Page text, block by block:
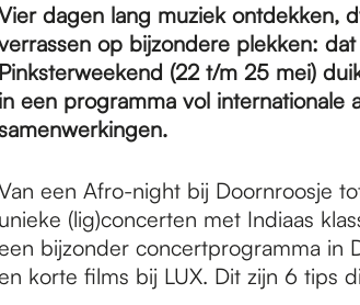
dagen lang muziek ontdekken,
op bijzondere plekken:
Pinksterweekend (22 t/m 25 mei)
in een programma vol internationale
een Afro-night bij Doornroosje
unieke (lig)concerten met Indiaas
bijzonder concertprogramma in
korte films bij LUX. Dit zijn 6 tips